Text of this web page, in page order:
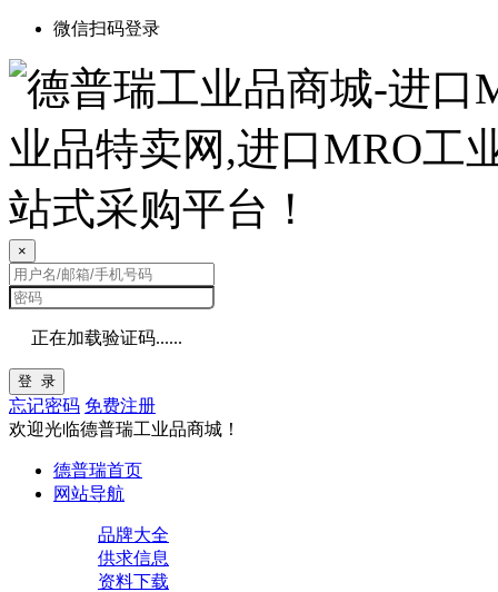
微信扫码登录
×
正在加载验证码......
登 录
忘记密码 免费注册
欢迎光临德普瑞工业品商城！
德普瑞首页
网站导航
品牌大全
供求信息
资料下载